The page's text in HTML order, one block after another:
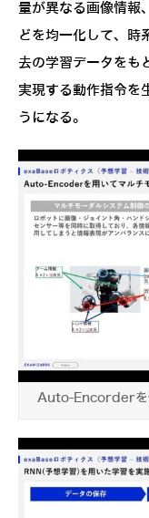
量が異なる画像情報
どを均一化して、時
去の学習データをも
実現する動作指令を
うになる。
Auto-Encorderを